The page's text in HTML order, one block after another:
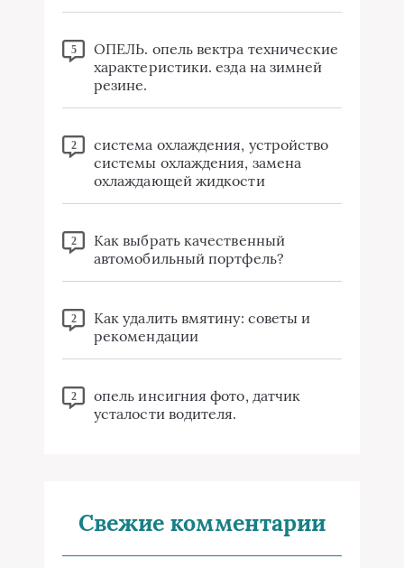
5
ОПЕЛЬ. опель вектра технические
характеристики. езда на зимней
резине.
2
система охлаждения, устройство
системы охлаждения, замена
охлаждающей жидкости
2
Как выбрать качественный
автомобильный портфель?
2
Как удалить вмятину: советы и
рекомендации
2
опель инсигния фото, датчик
усталости водителя.
Свежие комментарии